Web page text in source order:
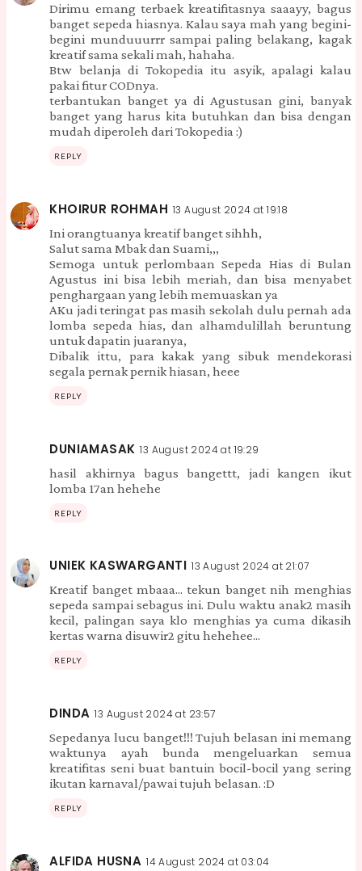
Dirimu emang terbaek kreatifitasnya saaayy, bagus
banget sepeda hiasnya. Kalau saya mah yang begini-
begini munduuurrr sampai paling belakang, kagak
kreatif sama sekali mah, hahaha.
Btw belanja di Tokopedia itu asyik, apalagi kalau
pakai fitur CODnya.
terbantukan banget ya di Agustusan gini, banyak
banget yang harus kita butuhkan dan bisa dengan
mudah diperoleh dari Tokopedia :)
REPLY
KHOIRUR ROHMAH 13 August 2024 at 19:18
Ini orangtuanya kreatif banget sihhh,
Salut sama Mbak dan Suami,,,
Semoga untuk perlombaan Sepeda Hias di Bulan
Agustus ini bisa lebih meriah, dan bisa menyabet
penghargaan yang lebih memuaskan ya
AKu jadi teringat pas masih sekolah dulu pernah ada
lomba sepeda hias, dan alhamdulillah beruntung
untuk dapatin juaranya,
Dibalik ittu, para kakak yang sibuk mendekorasi
segala pernak pernik hiasan, heee
REPLY
DUNIAMASAK 13 August 2024 at 19:29
hasil akhirnya bagus bangettt, jadi kangen ikut
lomba 17an hehehe
REPLY
UNIEK KASWARGANTI 13 August 2024 at 21:07
Kreatif banget mbaaa... tekun banget nih menghias
sepeda sampai sebagus ini. Dulu waktu anak2 masih
kecil, palingan saya klo menghias ya cuma dikasih
kertas warna disuwir2 gitu hehehee...
REPLY
DINDA 13 August 2024 at 23:57
Sepedanya lucu banget!!! Tujuh belasan ini memang
waktunya ayah bunda mengeluarkan semua
kreatifitas seni buat bantuin bocil-bocil yang sering
ikutan karnaval/pawai tujuh belasan. :D
REPLY
ALFIDA HUSNA 14 August 2024 at 03:04